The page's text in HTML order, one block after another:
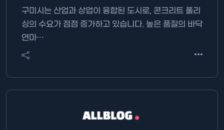
구미시는 산업과 상업이 융합된 도시로, 콘크리트 폴리
싱의 수요가 점점 증가하고 있습니다. 높은 품질의 바닥
연마…